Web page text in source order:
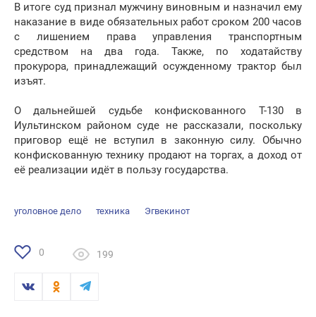
В итоге суд признал мужчину виновным и назначил ему
наказание в виде обязательных работ сроком 200 часов
с лишением права управления транспортным
средством на два года. Также, по ходатайству
прокурора, принадлежащий осужденному трактор был
изъят.
О дальнейшей судьбе конфискованного Т-130 в
Иультинском районом суде не рассказали, поскольку
приговор ещё не вступил в законную силу. Обычно
конфискованную технику продают на торгах, а доход от
её реализации идёт в пользу государства.
уголовное дело техника Эгвекинот
0 199